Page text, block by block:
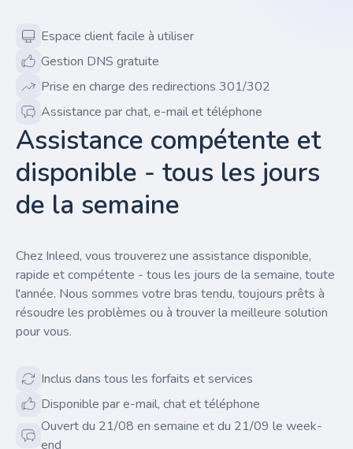
Espace client facile à utiliser
Gestion DNS gratuite
Prise en charge des redirections 301/302
Assistance par chat, e-mail et téléphone
Assistance compétente et
disponible - tous les jours
de la semaine
Chez Inleed, vous trouverez une assistance disponible,
rapide et compétente - tous les jours de la semaine, toute
l'année. Nous sommes votre bras tendu, toujours prêts à
résoudre les problèmes ou à trouver la meilleure solution
pour vous.
Inclus dans tous les forfaits et services
Disponible par e-mail, chat et téléphone
Ouvert du 21/08 en semaine et du 21/09 le week-
end